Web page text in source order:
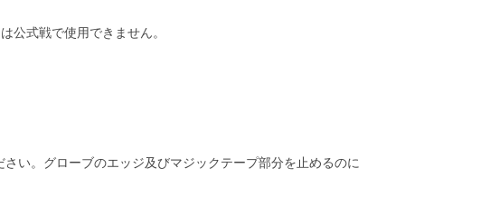
式戦で使用できません。
い。グローブのエッジ及びマジックテープ部分を止めるのに